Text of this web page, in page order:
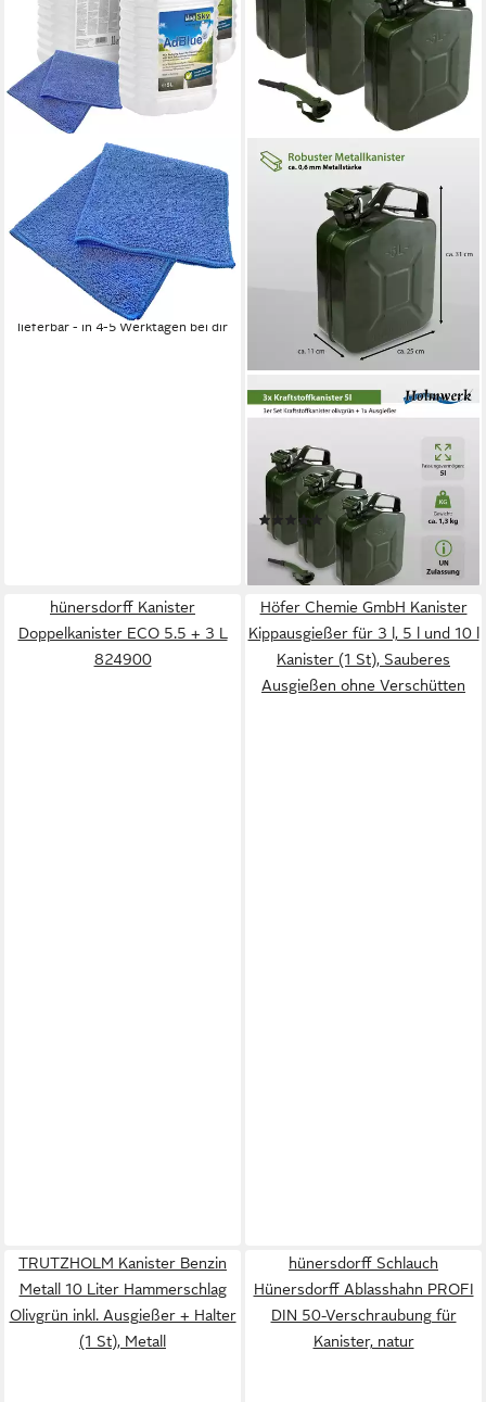
BAYTRONIC
Kanister 3x blueSky AdBlue®
inkl. Ausgießer 5 L +
Microfasertuch blau (1 St)
35,00 € UVP39,99 €
(2,33 €/ 1 l)
lieferbar - in 4-5 Werktagen bei dir
HOLMWERK
Kanister 3x Metallkanister
olivgrün 5 Liter inkl. 1x
Ausgießer Benzin Diesel
(Komplettset mit Ausgießer, 3
St., 3er Set), Inkl. Ausgießer
(1)
52,99 €
lieferbar - in 2-3 Werktagen bei dir
hünersdorff Kanister
Doppelkanister ECO 5.5 + 3 L
824900
Höfer Chemie GmbH Kanister
Kippausgießer für 3 l, 5 l und 10 l
Kanister (1 St), Sauberes
Ausgießen ohne Verschütten
TRUTZHOLM Kanister Benzin
Metall 10 Liter Hammerschlag
Olivgrün inkl. Ausgießer + Halter
(1 St), Metall
hünersdorff Schlauch
Hünersdorff Ablasshahn PROFI
DIN 50-Verschraubung für
Kanister, natur